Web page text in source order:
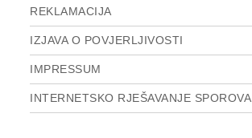
REKLAMACIJA
IZJAVA O POVJERLJIVOSTI
IMPRESSUM
INTERNETSKO RJEŠAVANJE SPOROVA